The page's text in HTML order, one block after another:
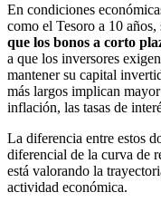
En condiciones
como el Tesoro a 10
que los bonos a corto
a que los inversores
mantener su capital
más largos implican
inflación, las tasas de
La diferencia entre estos
diferencial de la curva de
está valorando la
actividad económica.